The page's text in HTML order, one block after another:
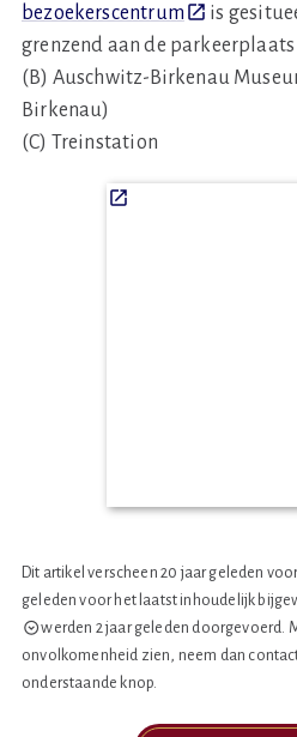
bezoekerscentrum
is
grenzend aan de parkeerplaats
(B) Auschwitz-Birkenau
Birkenau)
(C) Treinstation
Dit artikel verscheen 20 jaar geleden
geleden voor het laatst inhoudelijk
werden 2 jaar geleden doorgevoerd.
onvolkomenheid zien, neem dan
onderstaande knop.